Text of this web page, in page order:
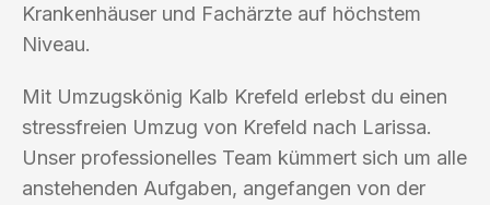
Krankenhäuser und Fachärzte auf höchstem
Niveau.
Mit Umzugskönig Kalb Krefeld erlebst du einen
stressfreien Umzug von Krefeld nach Larissa.
Unser professionelles Team kümmert sich um alle
anstehenden Aufgaben, angefangen von der